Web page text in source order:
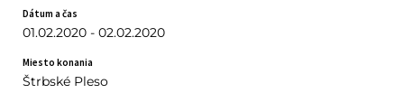
Dátum a čas
01.02.2020 - 02.02.2020
Miesto konania
Štrbské Pleso